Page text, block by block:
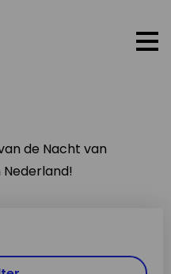
de Nacht van